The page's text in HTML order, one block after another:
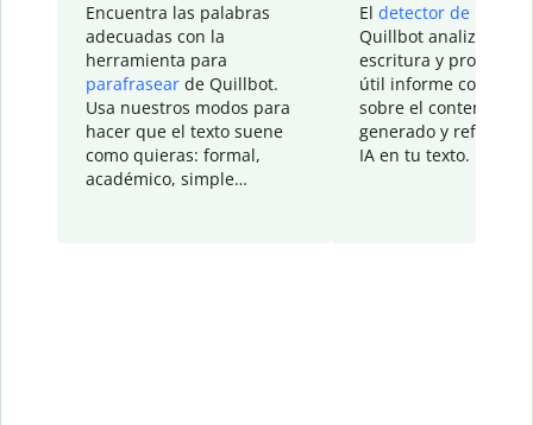
Encuentra las palabras
adecuadas con la
herramienta para
parafrasear de Quillbot.
Usa nuestros modos para
hacer que el texto suene
como quieras: formal,
académico, simple…
El detector de IA
Quillbot analiza tu
escritura y
útil informe con
sobre el contenido
generado y refinado
IA en tu texto.